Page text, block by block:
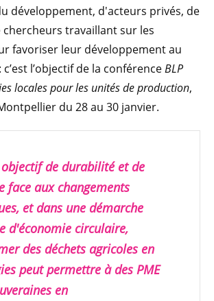
développement, d'acteurs privés, de
chercheurs travaillant sur les
favoriser leur développement au
l’objectif de la conférenceBLP
locales pour les unités de production,
du 28 au 30 janvier.
de durabilité et de
face aux changements
et dans une démarche
d'économie circulaire,
des déchets agricoles en
peut permettre à des PME
en